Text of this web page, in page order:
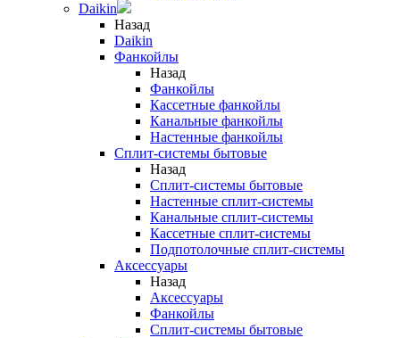
Daikin
Назад
Daikin
Фанкойлы
Назад
Фанкойлы
Кассетные фанкойлы
Канальные фанкойлы
Настенные фанкойлы
Сплит-системы бытовые
Назад
Сплит-системы бытовые
Настенные сплит-системы
Канальные сплит-системы
Кассетные сплит-системы
Подпотолочные сплит-системы
Аксессуары
Назад
Аксессуары
Фанкойлы
Сплит-системы бытовые